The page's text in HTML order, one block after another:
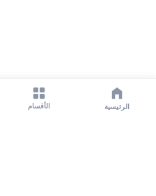
الرئيسية الأقسام